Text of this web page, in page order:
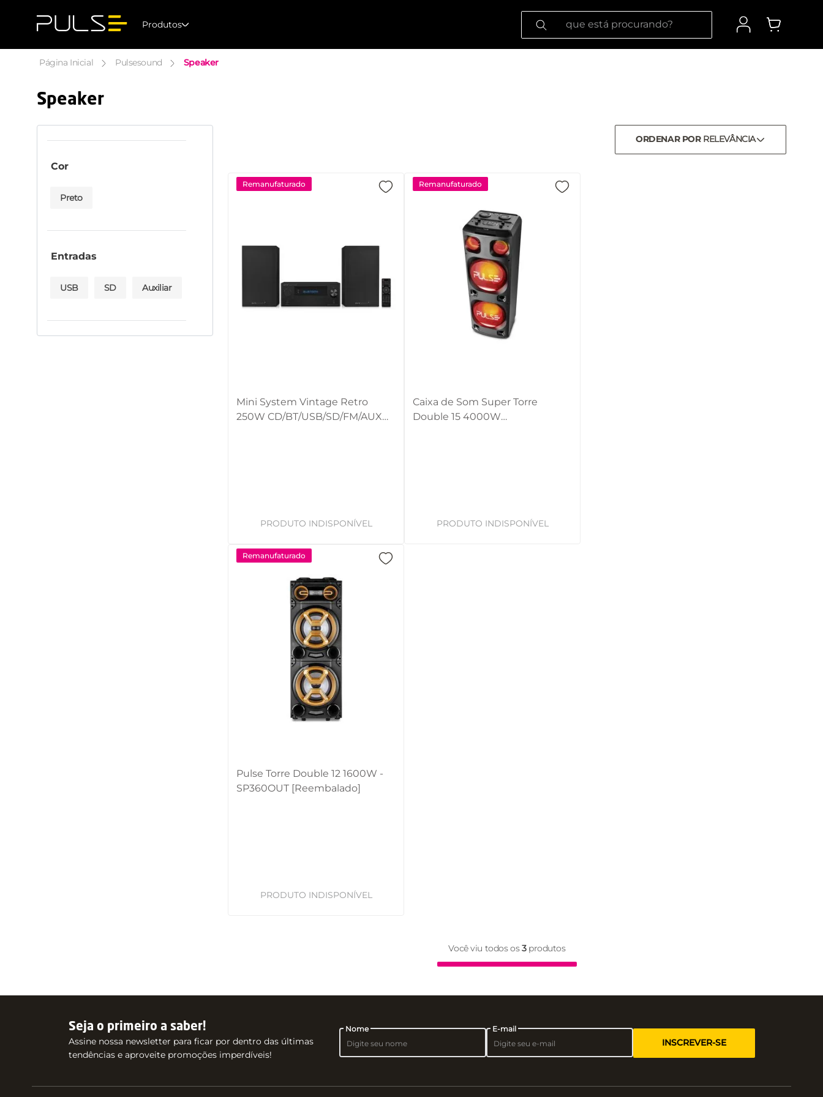
Produtos
O que está procurando?
Pulsesound Speaker
Speaker
Cor
Preto
Entradas
USB SD Auxiliar
ORDENAR POR RELEVÂNCIA
Remanufaturado
Mini System Vintage Retro
250W CD/BT/USB/SD/FM/AUX
Remanufaturado
Caixa de Som Super Torre
Double 15 4000W
Remanufaturado
Pulse Torre Double 12 1600W -
SP360OUT [Reembalado]
Você viu todos os3produtos
Seja o primeiro a saber!
Assine nossa newsletter para ficar por dentro das últimas
tendências e aproveite promoções imperdíveis!
Nome E-mail
INSCREVER-SE